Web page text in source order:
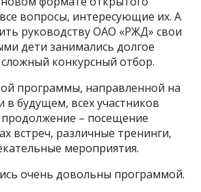
вопросы, интересующие их. А
руководству ОАО «РЖД» свои
дети занимались долгое
конкурсный отбор.
программы, направленной на
в будущем, всех участников
– посещение
встреч, различные тренинги,
мероприятия.
очень довольны программой.